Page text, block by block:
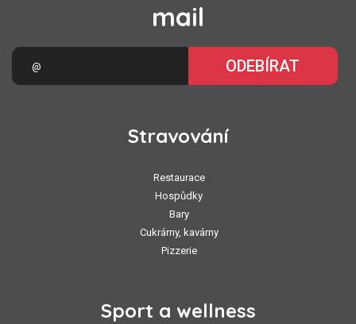
mail
ODEBÍRAT
Stravování
Restaurace
Hospůdky
Bary
Cukrárny, kavárny
Pizzerie
Sport a wellness